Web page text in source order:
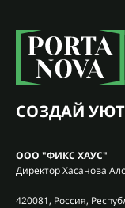
СОЗДАЙ
ООО "ФИКС ХАУС"
Директор Хасанова
420081, Россия,